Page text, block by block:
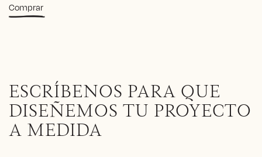
Comprar
ESCRÍBENOS PARA QUE
DISEÑEMOS TU PROYECTO
A MEDIDA